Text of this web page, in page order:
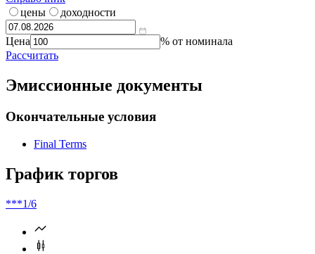
цены
доходности
Цена
% от номинала
Рассчитать
Эмиссионные документы
Окончательные условия
Final Terms
График торгов
***1/6